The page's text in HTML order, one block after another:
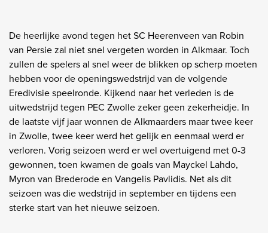
De heerlijke avond tegen het SC Heerenveen van Robin
van Persie zal niet snel vergeten worden in Alkmaar. Toch
zullen de spelers al snel weer de blikken op scherp moeten
hebben voor de openingswedstrijd van de volgende
Eredivisie speelronde. Kijkend naar het verleden is de
uitwedstrijd tegen PEC Zwolle zeker geen zekerheidje. In
de laatste vijf jaar wonnen de Alkmaarders maar twee keer
in Zwolle, twee keer werd het gelijk en eenmaal werd er
verloren. Vorig seizoen werd er wel overtuigend met 0-3
gewonnen, toen kwamen de goals van Mayckel Lahdo,
Myron van Brederode en Vangelis Pavlidis. Net als dit
seizoen was die wedstrijd in september en tijdens een
sterke start van het nieuwe seizoen.